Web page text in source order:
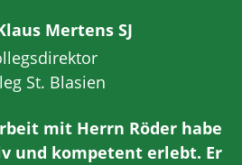
Mertens SJ
St. Blasien
mit Herrn Röder habe
und kompetent erlebt. Er